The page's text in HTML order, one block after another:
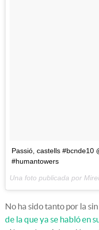
Passió, castells #bcnde10
#humantowers
Una foto publicada por
No ha sido tanto por la
de la que ya se habló en